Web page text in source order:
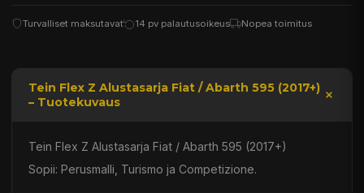
Turvalliset maksutavat 14 pv palautusoikeus Nopea toimitus
Tein Flex Z Alustasarja Fiat / Abarth 595 (2017+)
– Tuotekuvaus
Tein Flex Z Alustasarja Fiat / Abarth 595 (2017+)
Sopii: Perusmalli, Turismo ja Competizione.